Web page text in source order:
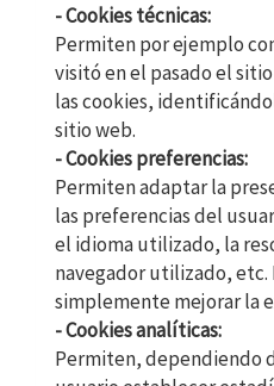
- Cookies técnicas:
Permiten por ejemplo
visitó en el pasado el
las cookies,
sitio web.
- Cookies preferencias:
Permiten adaptar la
las preferencias del
el idioma utilizado, la
navegador utilizado, etc.
simplemente mejorar la
- Cookies analíticas:
Permiten, dependiendo